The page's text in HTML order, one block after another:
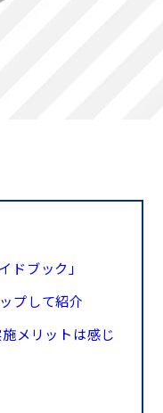
ブック」
プして紹介
メリットは感じ